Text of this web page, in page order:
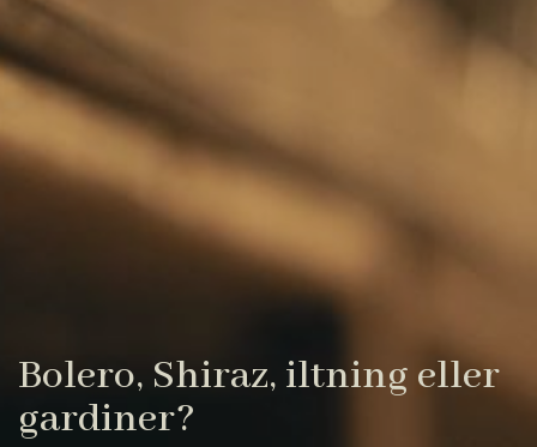
Bolero, Shiraz, iltning eller
gardiner?